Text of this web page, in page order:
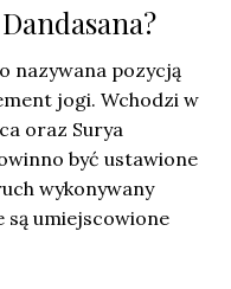
nazywana pozycją
jogi. Wchodzi w
oraz Surya
być ustawione
wykonywany
są umiejscowione